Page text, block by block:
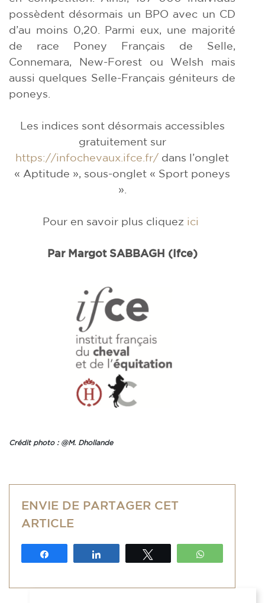
possèdent désormais un BPO avec un CD
d’au moins 0,20. Parmi eux, une majorité
de race Poney Français de Selle,
Connemara, New-Forest ou Welsh mais
aussi quelques Selle-Français géniteurs de
poneys.
Les indices sont désormais accessibles
gratuitement sur
https://infochevaux.ifce.fr/ dans l’onglet
« Aptitude », sous-onglet « Sport poneys
».
Pour en savoir plus cliquez ici
Par Margot SABBAGH (Ifce)
Crédit photo : @M. Dhollande
ENVIE DE PARTAGER CET
ARTICLE